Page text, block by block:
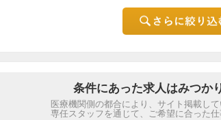
条件にあった求人はみつか
医療機関側の都合により、サイト掲載して
専任スタッフを通じて、ご希望に合った